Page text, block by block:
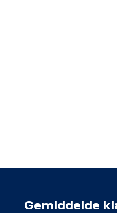
Gemiddelde